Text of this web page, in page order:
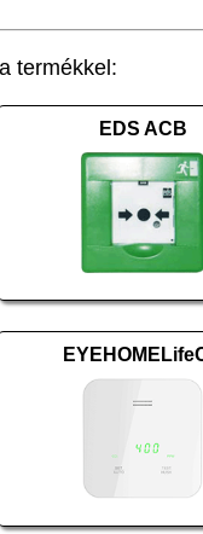
termékkel:
EDS ACB